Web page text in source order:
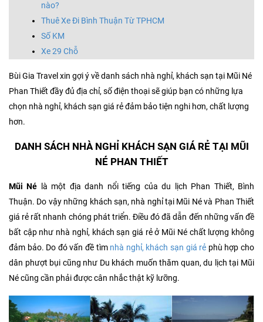
nào?
Thuê Xe Đi Bình Thuận Từ TPHCM
Số KM
Xe 29 Chỗ
Bùi Gia Travel xin gợi ý về danh sách nhà nghỉ, khách sạn tại Mũi Né
Phan Thiết đầy đủ địa chỉ, số điện thoại sẽ giúp bạn có những lựa
chọn nhà nghỉ, khách sạn giá rẻ đảm bảo tiện nghi hơn, chất lượng
hơn.
DANH SÁCH NHÀ NGHỈ KHÁCH SẠN GIÁ RẺ TẠI MŨI
NÉ PHAN THIẾT
Mũi Né là một địa danh nổi tiếng của du lịch Phan Thiết, Bình
Thuận. Do vậy những khách sạn, nhà nghỉ tại Mũi Né và Phan Thiết
giá rẻ rất nhanh chóng phát triển. Điều đó đã dẫn đến những vấn đề
bất cập như nhà nghỉ, khách sạn giá rẻ ở Mũi Né chất lượng không
đảm bảo. Do đó vấn đề tìm nhà nghỉ, khách sạn giá rẻ phù hợp cho
dân phượt bụi cũng như Du khách muốn thăm quan, du lịch tại Mũi
Né cũng cần phải được cân nhắc thật kỹ lưỡng.